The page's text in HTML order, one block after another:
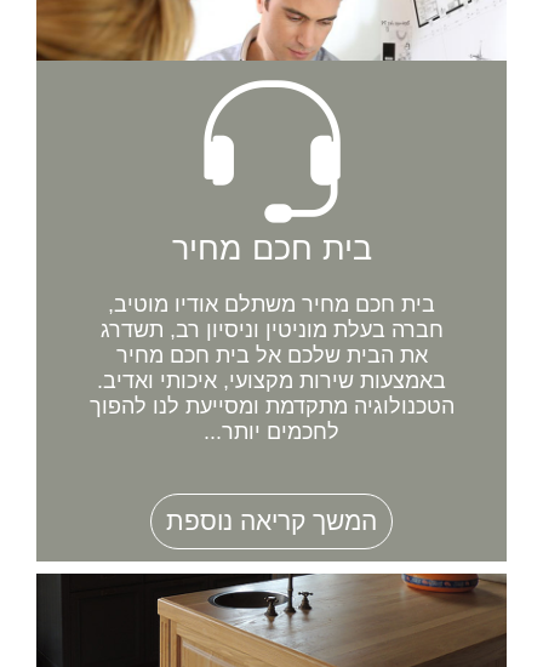
בית חכם מחיר
בית חכם מחיר משתלם אודיו מוטיב,
חברה בעלת מוניטין וניסיון רב, תשדרג
את הבית שלכם אל בית חכם מחיר
באמצעות שירות מקצועי, איכותי ואדיב.
הטכנולוגיה מתקדמת ומסייעת לנו להפוך
לחכמים יותר...
המשך קריאה נוספת